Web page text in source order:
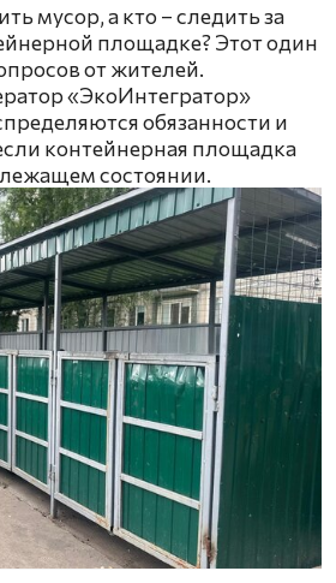
мусор, а кто – следить за
площадке? Этот один
от жителей.
«ЭкоИнтегратор»
обязанности и
контейнерная площадка
состоянии.